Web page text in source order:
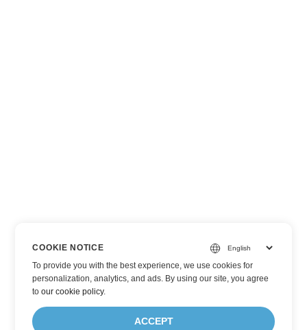
COOKIE NOTICE
To provide you with the best experience, we use cookies for
personalization, analytics, and ads. By using our site, you agree
toour cookie policy.
ACCEPT